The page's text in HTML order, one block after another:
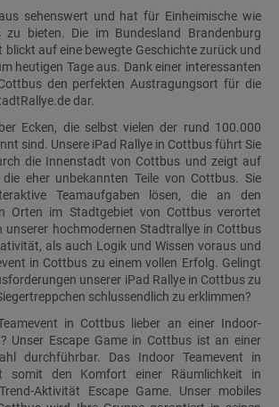
sehenswert und hat für Einheimische wie
zu bieten. Die im Bundesland Brandenburg
blickt auf eine bewegte Geschichte zurück und
heutigen Tage aus. Dank einer interessanten
den perfekten Austragungsort für die
dar.
Ecken, die selbst vielen der rund 100.000
sind. Unsere iPad Rallye in Cottbus führt Sie
die Innenstadt von Cottbus und zeigt auf
eher unbekannten Teile von Cottbus. Sie
Teamaufgaben lösen, die an den
Orten im Stadtgebiet von Cottbus verortet
unserer hochmodernen Stadtrallye in Cottbus
als auch Logik und Wissen voraus und
in Cottbus zu einem vollen Erfolg. Gelingt
unserer iPad Rallye in Cottbus zu
schlussendlich zu erklimmen?
in Cottbus lieber an einer Indoor-
Unser Escape Game in Cottbus ist an einer
durchführbar. Das Indoor Teamevent in
somit den Komfort einer Räumlichkeit in
Aktivität Escape Game. Unser mobiles